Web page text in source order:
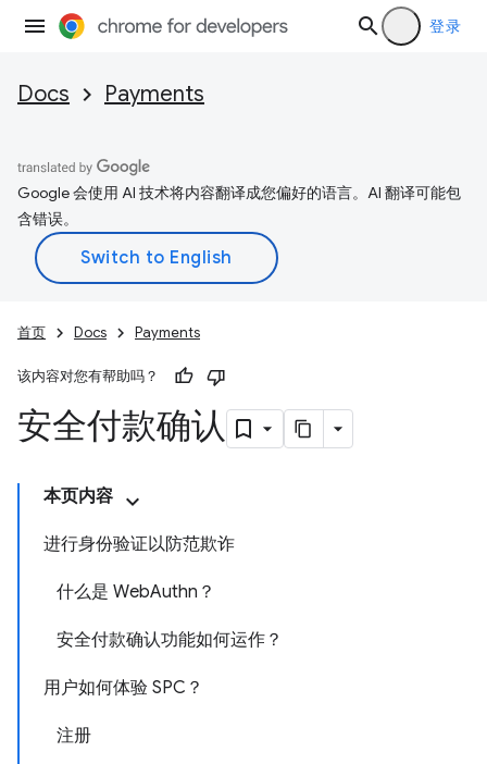
登录
Docs Payments
Google 会使用 AI 技术将内容翻译成您偏好的语言。AI 翻译可能包
含错误。
首页 Docs Payments
该内容对您有帮助吗？
安全付款确认
本页内容
进行身份验证以防范欺诈
什么是 WebAuthn？
安全付款确认功能如何运作？
用户如何体验 SPC？
注册